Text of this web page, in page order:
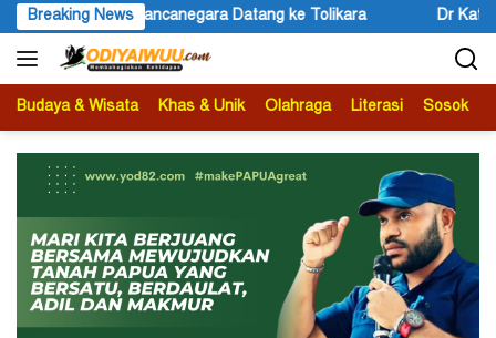
Langsung
ke
konten
Breaking News
Mancanegara Datang ke Tolikara Dr Kateyau Sampaikan
Budaya & Wisata Khas & Unik Olahraga Literasi Sosok